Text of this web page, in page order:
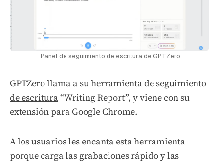
Panel de seguimiento de escritura de GPTZero
GPTZero llama a suherramienta de seguimiento
de escritura“Writing Report”, y viene con su
extensión para Google Chrome.
A los usuarios les encanta esta herramienta
porque carga las grabaciones rápido y las